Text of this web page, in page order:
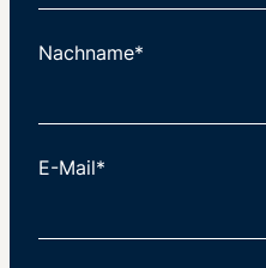
Nachname*
E-Mail*